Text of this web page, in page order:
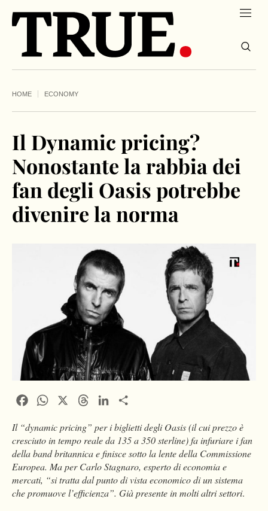
HOME ECONOMY
Il Dynamic pricing?
Nonostante la rabbia dei
fan degli Oasis potrebbe
divenire la norma
FacebookWhatsApp ThreadsLinkedIn
Il “dynamic pricing” per i biglietti degli Oasis (il cui prezzo è
cresciuto in tempo reale da 135 a 350 sterline) fa infuriare i fan
della band britannica e finisce sotto la lente della Commissione
Europea. Ma per Carlo Stagnaro, esperto di economia e
mercati, “si tratta dal punto di vista economico di un sistema
che promuove l’efficienza”. Già presente in molti altri settori.